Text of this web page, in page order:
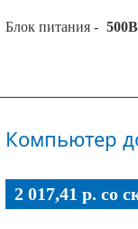
Блок питания -
Компьютер
2 017,41 p. co